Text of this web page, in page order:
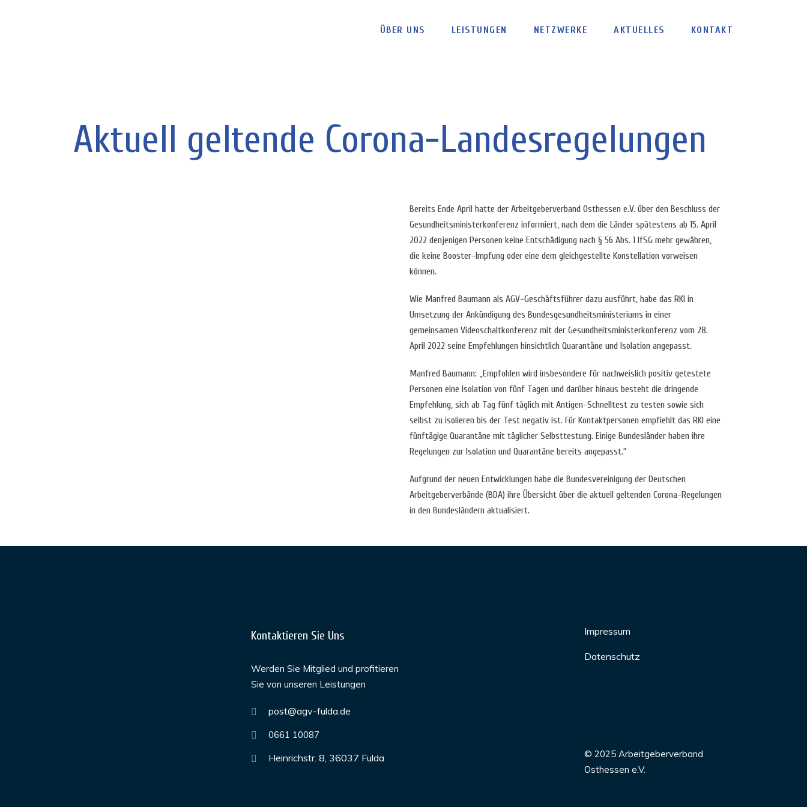
ÜBER UNS LEISTUNGEN NETZWERKE AKTUELLES KONTAKT
Aktuell geltende Corona-Landesregelungen
Bereits Ende April hatte der Arbeitgeberverband Osthessen e.V. über den Beschluss der
Gesundheitsministerkonferenz informiert, nach dem die Länder spätestens ab 15. April
2022 denjenigen Personen keine Entschädigung nach § 56 Abs. 1 IfSG mehr gewähren,
die keine Booster-Impfung oder eine dem gleichgestellte Konstellation vorweisen
können.
Wie Manfred Baumann als AGV-Geschäftsführer dazu ausführt, habe das RKI in
Umsetzung der Ankündigung des Bundesgesundheitsministeriums in einer
gemeinsamen Videoschaltkonferenz mit der Gesundheitsministerkonferenz vom 28.
April 2022 seine Empfehlungen hinsichtlich Quarantäne und Isolation angepasst.
Manfred Baumann: „Empfohlen wird insbesondere für nachweislich positiv getestete
Personen eine Isolation von fünf Tagen und darüber hinaus besteht die dringende
Empfehlung, sich ab Tag fünf täglich mit Antigen-Schnelltest zu testen sowie sich
selbst zu isolieren bis der Test negativ ist. Für Kontaktpersonen empfiehlt das RKI eine
fünftägige Quarantäne mit täglicher Selbsttestung. Einige Bundesländer haben ihre
Regelungen zur Isolation und Quarantäne bereits angepasst.“
Aufgrund der neuen Entwicklungen habe die Bundesvereinigung der Deutschen
Arbeitgeberverbände (BDA) ihre Übersicht über die aktuell geltenden Corona-Regelungen
in den Bundesländern aktualisiert.
Kontaktieren Sie Uns
Werden Sie Mitglied und profitieren
Sie von unseren Leistungen
post@agv-fulda.de
0661 10087
Heinrichstr. 8, 36037 Fulda
Impressum
Datenschutz
© 2025 Arbeitgeberverband
Osthessen e.V.